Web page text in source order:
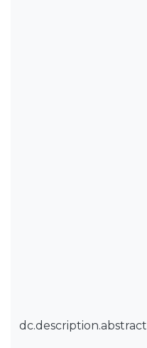
dc.description.abstract